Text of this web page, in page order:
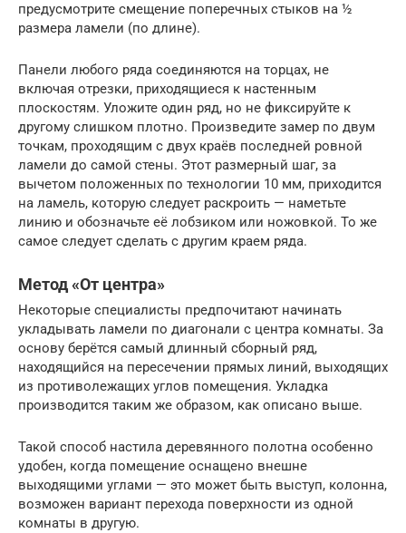
предусмотрите смещение поперечных стыков на ½
размера ламели (по длине).
Панели любого ряда соединяются на торцах, не
включая отрезки, приходящиеся к настенным
плоскостям. Уложите один ряд, но не фиксируйте к
другому слишком плотно. Произведите замер по двум
точкам, проходящим с двух краёв последней ровной
ламели до самой стены. Этот размерный шаг, за
вычетом положенных по технологии 10 мм, приходится
на ламель, которую следует раскроить — наметьте
линию и обозначьте её лобзиком или ножовкой. То же
самое следует сделать с другим краем ряда.
Метод «От центра»
Некоторые специалисты предпочитают начинать
укладывать ламели по диагонали с центра комнаты. За
основу берётся самый длинный сборный ряд,
находящийся на пересечении прямых линий, выходящих
из противолежащих углов помещения. Укладка
производится таким же образом, как описано выше.
Такой способ настила деревянного полотна особенно
удобен, когда помещение оснащено внешне
выходящими углами — это может быть выступ, колонна,
возможен вариант перехода поверхности из одной
комнаты в другую.